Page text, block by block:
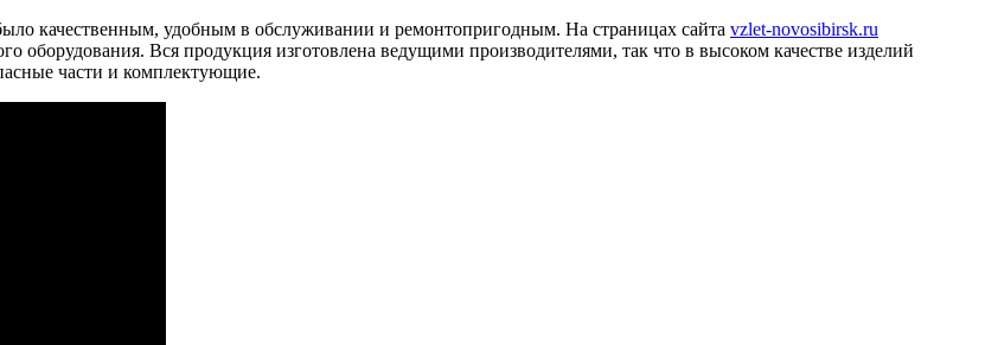
качественным, удобным в обслуживании и ремонтопригодным. На страницах сайта vzlet-novosibirsk.ru
оборудования. Вся продукция изготовлена ведущими производителями, так что в высоком качестве изделий
части и комплектующие.